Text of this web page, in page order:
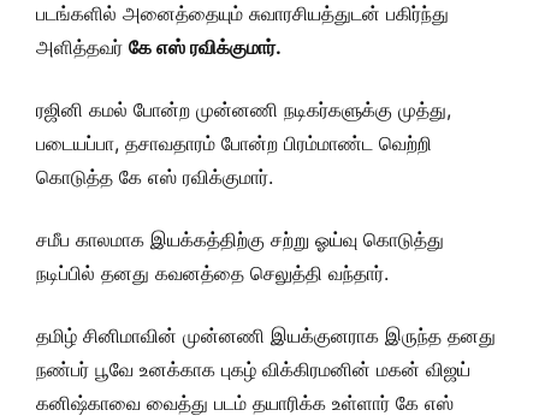
படங்களில் அனைத்தையும் சுவாரசியத்துடன் பகிர்ந்து
அளித்தவர் கே எஸ் ரவிக்குமார்.
ரஜினி கமல் போன்ற முன்னணி நடிகர்களுக்கு முத்து,
படையப்பா, தசாவதாரம் போன்ற பிரம்மாண்ட வெற்றி
கொடுத்த கே எஸ் ரவிக்குமார்.
சமீப காலமாக இயக்கத்திற்கு சற்று ஓய்வு கொடுத்து
நடிப்பில் தனது கவனத்தை செலுத்தி வந்தார்.
தமிழ் சினிமாவின் முன்னணி இயக்குனராக இருந்த தனது
நண்பர் பூவே உனக்காக புகழ் விக்கிரமனின் மகன் விஜய்
கனிஷ்காவை வைத்து படம் தயாரிக்க உள்ளார் கே எஸ்